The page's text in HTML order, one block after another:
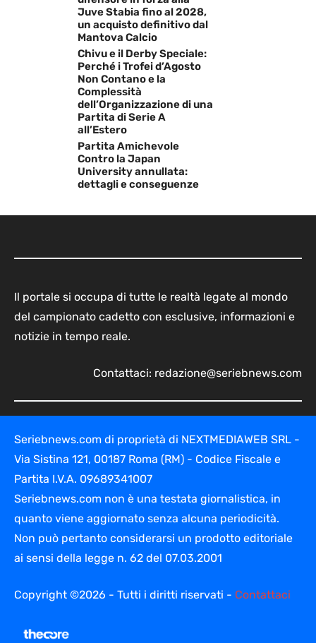
Juve Stabia fino al 2028,
un acquisto definitivo dal
Mantova Calcio
Chivu e il Derby Speciale:
Perché i Trofei d’Agosto
Non Contano e la
Complessità
dell’Organizzazione di una
Partita di Serie A
all’Estero
Partita Amichevole
Contro la Japan
University annullata:
dettagli e conseguenze
Il portale si occupa di tutte le realtà legate al mondo
del campionato cadetto con esclusive, informazioni e
notizie in tempo reale.
Contattaci: redazione@seriebnews.com
Seriebnews.com di proprietà di NEXTMEDIAWEB SRL -
Via Sistina 121, 00187 Roma (RM) - Codice Fiscale e
Partita I.V.A. 09689341007
Seriebnews.com non è una testata giornalistica, in
quanto viene aggiornato senza alcuna periodicità.
Non può pertanto considerarsi un prodotto editoriale
ai sensi della legge n. 62 del 07.03.2001
Copyright ©2026 - Tutti i diritti riservati - Contattaci